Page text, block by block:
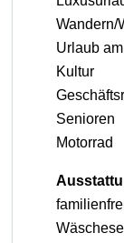
Wandern/
Urlaub
Kultur
Senioren
Motorrad